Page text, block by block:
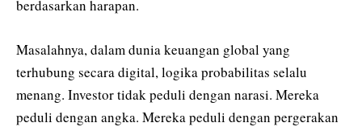
berdasarkan harapan.
Masalahnya, dalam dunia keuangan global yang
terhubung secara digital, logika probabilitas selalu
menang. Investor tidak peduli dengan narasi. Mereka
peduli dengan angka. Mereka peduli dengan pergerakan